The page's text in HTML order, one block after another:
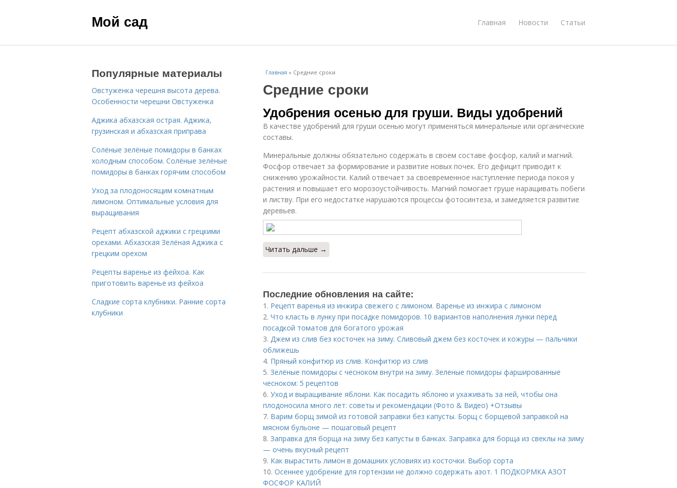
Мой сад Главная Новости Статьи
Главная » Средние сроки
Средние сроки
Удобрения осенью для груши. Виды удобрений
В качестве удобрений для груши осенью могут применяться минеральные или органические
составы.
Минеральные должны обязательно содержать в своем составе фосфор, калий и магний.
Фосфор отвечает за формирование и развитие новых почек. Его дефицит приводит к
снижению урожайности. Калий отвечает за своевременное наступление периода покоя у
растения и повышает его морозоустойчивость. Магний помогает груше наращивать побеги
и листву. При его недостатке нарушаются процессы фотосинтеза, и замедляется развитие
деревьев.
Читать дальше →
Последние обновления на сайте:
1. Рецепт варенья из инжира свежего с лимоном. Варенье из инжира с лимоном
2. Что класть в лунку при посадке помидоров. 10 вариантов наполнения лунки перед
посадкой томатов для богатого урожая
3. Джем из слив без косточек на зиму. Сливовый джем без косточек и кожуры — пальчики
оближешь
4. Пряный конфитюр из слив. Конфитюр из слив
5. Зелёные помидоры с чесноком внутри на зиму. Зеленые помидоры фаршированные
чесноком: 5 рецептов
6. Уход и выращивание яблони. Как посадить яблоню и ухаживать за ней, чтобы она
плодоносила много лет: советы и рекомендации (Фото & Видео) +Отзывы
7. Варим борщ зимой из готовой заправки без капусты. Борщ с борщевой заправкой на
мясном бульоне — пошаговый рецепт
8. Заправка для борща на зиму без капусты в банках. Заправка для борща из свеклы на зиму
— очень вкусный рецепт
9. Как вырастить лимон в домашних условиях из косточки. Выбор сорта
10. Осеннее удобрение для гортензии не должно содержать азот. 1 ПОДКОРМКА АЗОТ
ФОСФОР КАЛИЙ
Популярные материалы
Овстуженка черешня высота дерева.
Особенности черешни Овстуженка
Аджика абхазская острая. Аджика,
грузинская и абхазская приправа
Солёные зелёные помидоры в банках
холодным способом. Солёные зелёные
помидоры в банках горячим способом
Уход за плодоносящим комнатным
лимоном. Оптимальные условия для
выращивания
Рецепт абхазской аджики с грецкими
орехами. Абхазская Зелёная Аджика с
грецким орехом
Рецепты варенье из фейхоа. Как
приготовить варенье из фейхоа
Сладкие сорта клубники. Ранние сорта
клубники